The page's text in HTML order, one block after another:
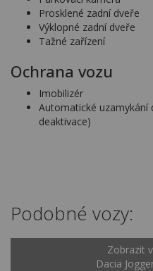
Prosklené zadní dveře
Výklopné zadní dveře
Tažné zařízení
Ochrana vozu
Imobilizér
Automatické uzamykání
deaktivace)
Podobné vozy:
Zobrazit
Dacia